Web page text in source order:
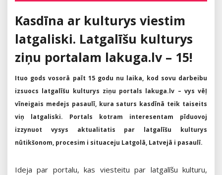
Kasdīna ar kulturys viestim
latgaliski. Latgalīšu kulturys
ziņu portalam lakuga.lv – 15!
Ituo gods vosorā paīt 15 godu nu laika, kod sovu darbeibu
izsuocs latgalīšu kulturys ziņu portals lakuga.lv – vys vēļ
vīneigais medejs pasaulī, kura saturs kasdīnā teik taiseits
viņ latgaliski. Portals kotram interesentam pīduovoj
izzynuot vysys aktualitatis par latgalīšu kulturys
nūtikšonom, procesim i situaceju Latgolā, Latvejā i pasaulī.
Ideja par portalu, kas viesteitu par latgalīšu kulturu,